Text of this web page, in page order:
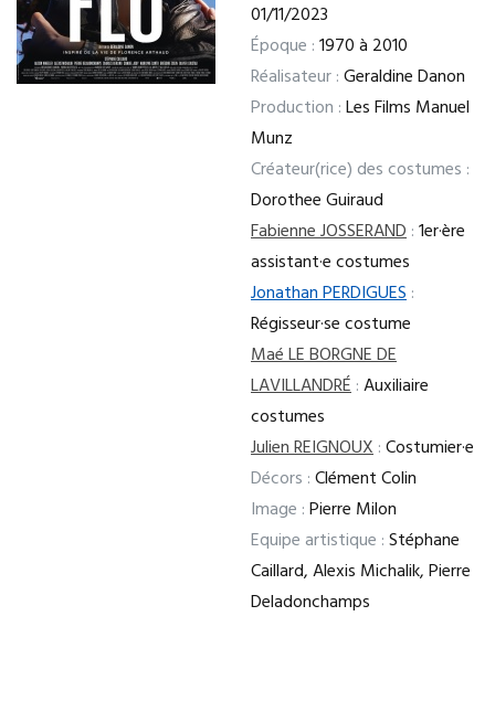
01/11/2023
Époque :1970 à 2010
Réalisateur :Geraldine Danon
Production :Les Films Manuel
Munz
Créateur(rice) des costumes :
Dorothee Guiraud
Fabienne JOSSERAND:1er·ère
assistant·e costumes
Jonathan PERDIGUES:
Régisseur·se costume
Maé LE BORGNE DE
LAVILLANDRÉ:Auxiliaire
costumes
Julien REIGNOUX:Costumier·e
Décors :Clément Colin
Image :Pierre Milon
Equipe artistique :Stéphane
Caillard, Alexis Michalik, Pierre
Deladonchamps